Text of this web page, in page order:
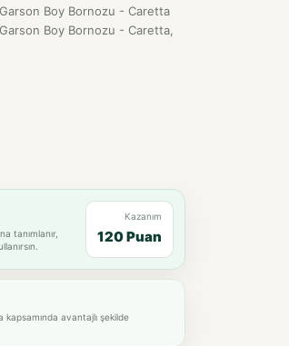
Boy Bornozu - Caretta
Boy Bornozu - Caretta,
tanımlanır,
Kazanım
120 Puan
avantajlı şekilde